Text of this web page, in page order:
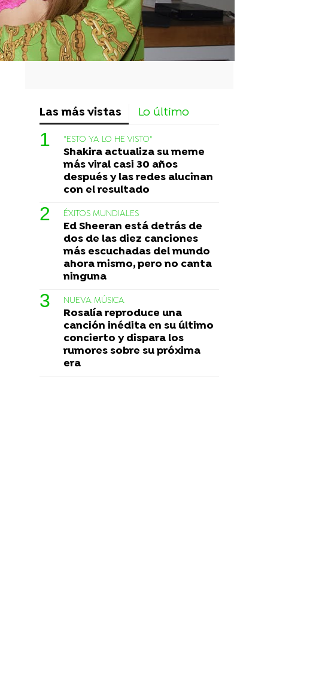
Las más vistas Lo último
"ESTO YA LO HE VISTO"
Shakira actualiza su meme
más viral casi 30 años
después y las redes alucinan
con el resultado
ÉXITOS MUNDIALES
Ed Sheeran está detrás de
dos de las diez canciones
más escuchadas del mundo
ahora mismo, pero no canta
ninguna
NUEVA MÚSICA
Rosalía reproduce una
canción inédita en su último
concierto y dispara los
rumores sobre su próxima
era